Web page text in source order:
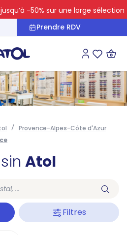
-50% sur une large sélection
Prendre RDV
Connexion
Provence-Alpes-Côte d'Azur
Atol
Filtres